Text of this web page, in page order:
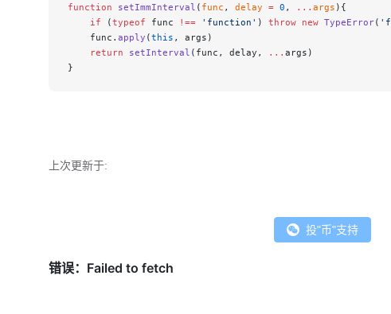
function setImmInterval ( func , delay = 0 , ... args ){
    if
(typeof func !== 'function' ) throw new TypeError(
    func.
apply (this , args)
    return
setInterval (func, delay, ... args)
}
上次更新于:
投"币"支持